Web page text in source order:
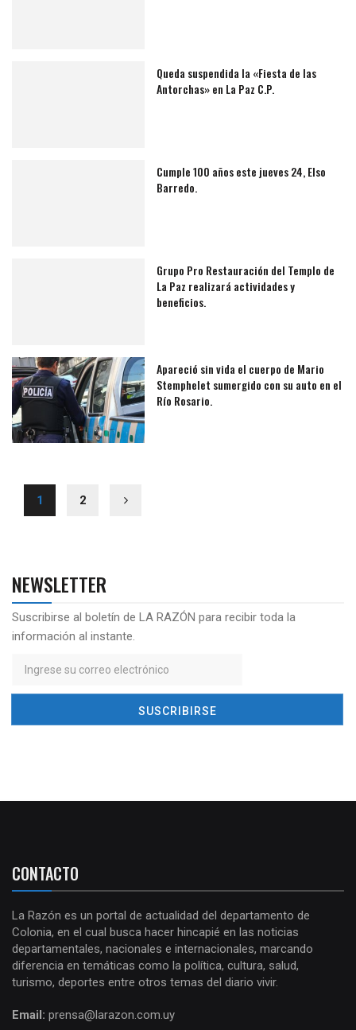
Queda suspendida la «Fiesta de las
Antorchas» en La Paz C.P.
Cumple 100 años este jueves 24, Elso
Barredo.
Grupo Pro Restauración del Templo de
La Paz realizará actividades y
beneficios.
Apareció sin vida el cuerpo de Mario
Stemphelet sumergido con su auto en el
Río Rosario.
1 2
NEWSLETTER
Suscribirse al boletín de LA RAZÓN para recibir toda la
información al instante.
CONTACTO
La Razón es un portal de actualidad del departamento de
Colonia, en el cual busca hacer hincapié en las noticias
departamentales, nacionales e internacionales, marcando
diferencia en temáticas como la política, cultura, salud,
turismo, deportes entre otros temas del diario vivir.
Email: prensa@larazon.com.uy